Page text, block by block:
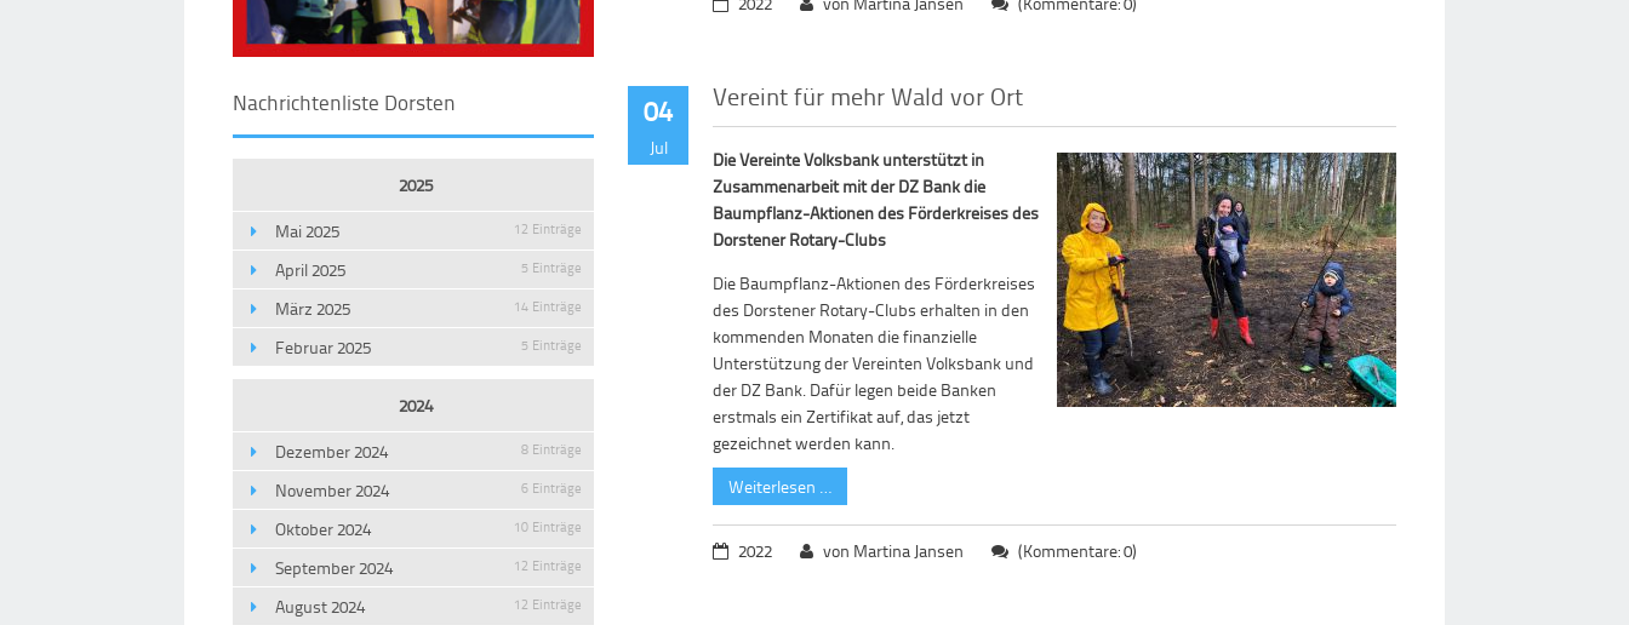
04
Jul
Vereint für mehr Wald vor Ort
Die Vereinte Volksbank unterstützt in
Zusammenarbeit mit der DZ Bank die
Baumpflanz-Aktionen des Förderkreises des
Dorstener Rotary-Clubs
Die Baumpflanz-Aktionen des Förderkreises
des Dorstener Rotary-Clubs erhalten in den
kommenden Monaten die finanzielle
Unterstützung der Vereinten Volksbank und
der DZ Bank. Dafür legen beide Banken
erstmals ein Zertifikat auf, das jetzt
gezeichnet werden kann.
Weiterlesen …
2022 von Martina Jansen (Kommentare: 0)
Nachrichtenliste Dorsten
2025
Mai 2025
12 Einträge
April 2025 5 Einträge
März 2025 14 Einträge
Februar 2025 5 Einträge
2024
Dezember 2024
8 Einträge
November 2024 6 Einträge
Oktober 2024 10 Einträge
September 2024 12 Einträge
August 2024 12 Einträge